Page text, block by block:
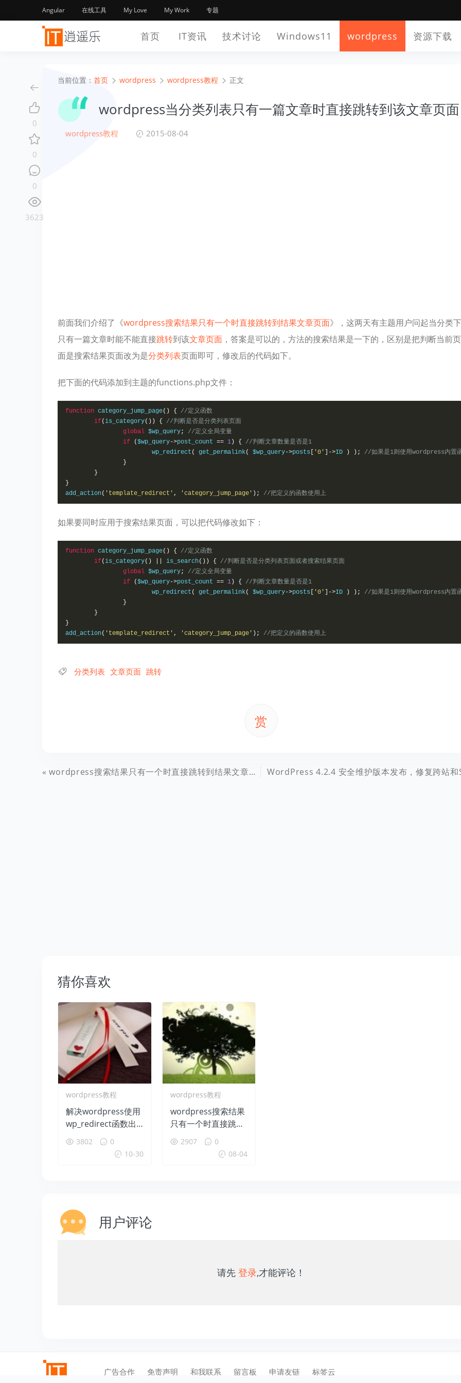
Angular 在线工具 My Love My Work 专题
首页 IT资讯 技术讨论 Windows11 wordpress 资源下载
当前位置： 首页 wordpress wordpress教程 正文
wordpress当分类列表只有一篇文章时直接跳转到该文章页面
wordpress教程 2015-08-04
前面我们介绍了《wordpress搜索结果只有一个时直接跳转到结果文章页面》，这两天有主题用户问起当分类下
只有一篇文章时能不能直接跳转到该文章页面 ，答案是可以的，方法的搜索结果是一下的，区别是把判断当前页
面是搜索结果页面改为是分类列表页面即可，修改后的代码如下。
把下面的代码添加到主题的functions.php文件：
function category_jump_page() {
//定义函数
if(is_category()) {
//判断是否是分类列表页面
global $wp_query;
//定义全局变量
if
($wp_query->post_count == 1 ) {
//判断文章数量是否是1
			wp_redirect
( get_permalink( $wp_query->posts '0' ]->ID ) );
//如果是1则使用wordpress内
}
}
}
add_action( 'template_redirect' , 'category_jump_page' ); //把定义的函数使用上
如果要同时应用于搜索结果页面，可以把代码修改如下：
function category_jump_page() {
//定义函数
if(is_category() is_search()) {
//判断是否是分类列表页面或者搜索结果页面
global $wp_query;
//定义全局变量
if
($wp_query->post_count == 1 ) {
//判断文章数量是否是1
			wp_redirect
( get_permalink( $wp_query->posts '0' ]->ID ) );
//如果是1则使用wordpress内置
}
}
}
add_action( 'template_redirect' , 'category_jump_page' ); //把定义的函数使用上
分类列表 文章页面 跳转
赏
wordpress搜索结果只有一个时直接跳转到结果文章页面
猜你喜欢
wordpress教程
解决wordpress使用
wp_redirect函数出
现Warning: Cannot
modify header infor
mation – headers al
3802
0
10-30
wordpress教程
wordpress搜索结果
只有一个时直接跳转
到结果文章页面
2907
0
08-04
用户评论
请先 登录,才能评论！
广告合作 免责声明 和我联系 留言板 申请友链 标签云
0
0
0
3623